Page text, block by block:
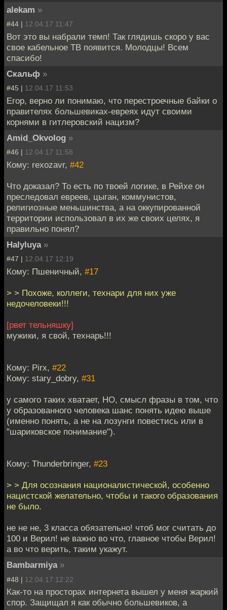
alekam »
#44 | 12.04.17 11:47
Вот это вы набрали темп! Так глядишь скоро у вас
свое кабельное ТВ появится. Молодцы! Всем
спасибо!
Скальф »
#45 | 12.04.17 11:53
Егор, верно ли понимаю, что перестроечные байки о
правителях большевиках-евреях идут своими
корнями в гитлеровский нацизм?
Amid_Okvolog »
#46 | 12.04.17 11:58
Кому: rexozavr, #42
Что доказал? То есть по твоей логике, в Рейхе он
преследовал евреев, цыган, коммунистов,
религиозные меньшинства, а на оккупированной
территории использовал в их же своих целях, я
правильно понял?
Halyluya »
#47 | 12.04.17 12:19
Кому: Пшеничный, #17
> > Похоже, коллеги, технари для них уже
недочеловеки!!!
[рвет тельняшку]
мужики, я свой, технарь!!!
Кому: Pirx, #22
Кому: stary_dobry, #31
у самого таких хватает, НО, смысл фразы в том, что
у образованного человека шанс понять идею выше
(именно понять, а не на лозунги повестись или в
"шариковское понимание").
Кому: Thunderbringer, #23
> > Для осознания националистической, особенно
нацистской желательно, чтобы и такого образования
не было.
не не не, 3 класса обязательно! чтоб мог считать до
100 и Верил! не важно во что, главное чтобы Верил!
а во что верить, таким укажут.
Bambarmiya »
#48 | 12.04.17 12:22
Как-то на просторах интернета вышел у меня жаркий
спор. Защищал я как обычно большевиков, а